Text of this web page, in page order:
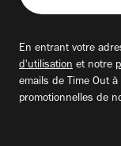
adresse
En entrant votre
d'utilisation et notre
emails de Time Out
promotionnelles de